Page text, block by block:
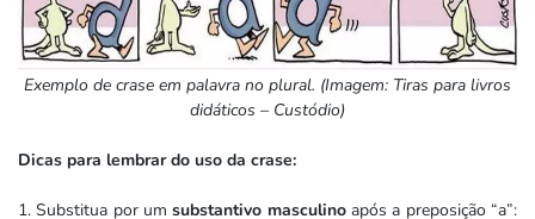
Exemplo de crase em palavra no plural. (Imagem: Tiras para livros
didáticos – Custódio)
Dicas para lembrar do uso da crase:
1. Substitua por umsubstantivo masculinoapós a preposição “a”: